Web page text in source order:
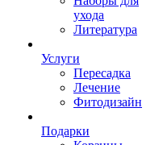
ухода
Литература
Услуги
Пересадка
Лечение
Фитодизайн
Подарки